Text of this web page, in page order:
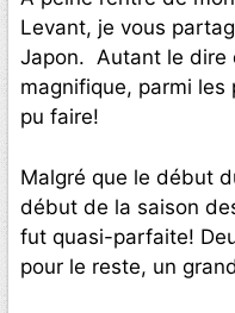
Levant, je vous
Japon. Autant le dire
magnifique, parmi les
pu faire!
Malgré que le début
début de la saison
fut quasi-parfaite!
pour le reste, un